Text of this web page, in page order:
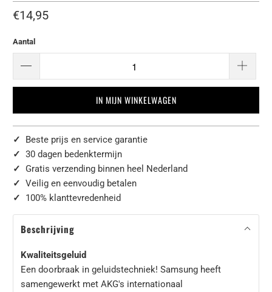
€14,95
Aantal
IN MIJN WINKELWAGEN
✓ Beste prijs en service garantie
✓30 dagen bedenktermijn
✓ Gratis verzending binnen heel Nederland
✓Veilig en eenvoudig betalen
✓ 100% klanttevredenheid
Beschrijving
Kwaliteitsgeluid
Een doorbraak in geluidstechniek! Samsung heeft
samengewerkt met AKG's internationaal